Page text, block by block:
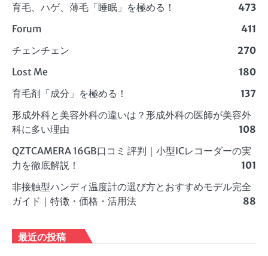
育毛、ハゲ、薄毛「睡眠」を極める！
473
Forum
411
チェンチェン
270
Lost Me
180
育毛剤「成分」を極める！
137
形成外科と美容外科の違いは？形成外科の医師が美容外
科に多い理由
108
QZTCAMERA 16GB口コミ 評判｜小型ICレコーダーの実
力を徹底解説！
101
非接触型ハンディ温度計の選び方とおすすめモデル完全
ガイド｜特徴・価格・活用法
88
最近の投稿